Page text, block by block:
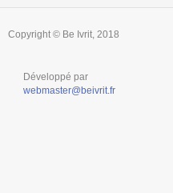
Copyright © Be Ivrit, 2018
Développé par
webmaster@beivrit.fr